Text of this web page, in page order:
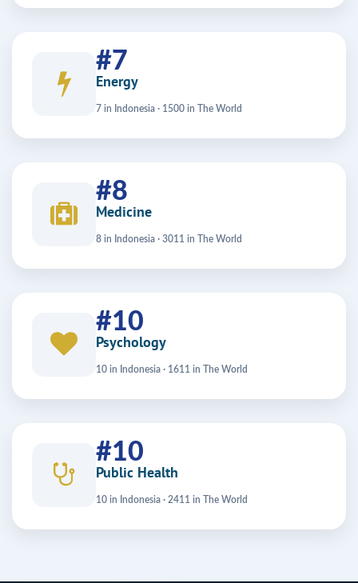
#7
Energy
7 in Indonesia · 1500 in The World
#8
Medicine
8 in Indonesia · 3011 in The World
#10
Psychology
10 in Indonesia · 1611 in The World
#10
Public Health
10 in Indonesia · 2411 in The World